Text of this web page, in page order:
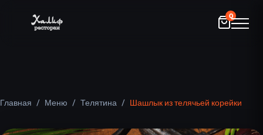
0
Главная / Меню / Телятина / Шашлык из телячьей корейки